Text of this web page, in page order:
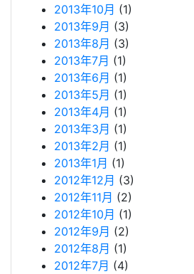
2013年10月 (1)
2013年9月 (3)
2013年8月 (3)
2013年7月 (1)
2013年6月 (1)
2013年5月 (1)
2013年4月 (1)
2013年3月 (1)
2013年2月 (1)
2013年1月 (1)
2012年12月 (3)
2012年11月 (2)
2012年10月 (1)
2012年9月 (2)
2012年8月 (1)
2012年7月 (4)